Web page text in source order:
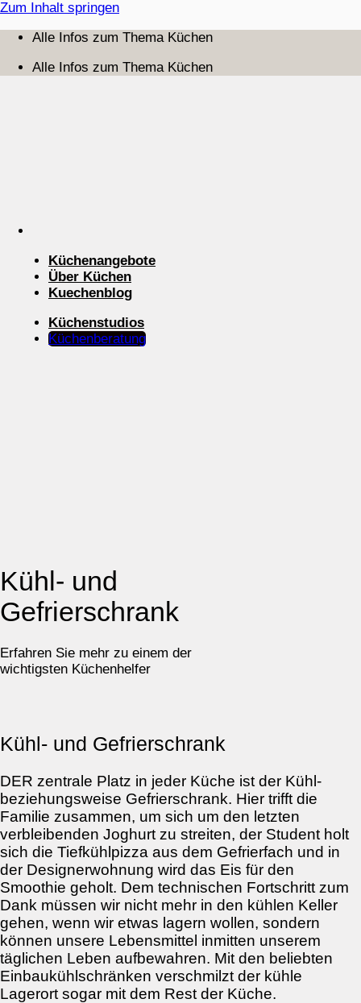
Zum Inhalt springen
Alle Infos zum Thema Küchen
Alle Infos zum Thema Küchen
Küchenangebote
Über Küchen
Kuechenblog
Küchenstudios
Küchenberatung
Kühl- und
Gefrierschrank
Erfahren Sie mehr zu einem der
wichtigsten Küchenhelfer
Kühl- und Gefrierschrank
DER zentrale Platz in jeder Küche ist der Kühl-
beziehungsweise Gefrierschrank. Hier trifft die
Familie zusammen, um sich um den letzten
verbleibenden Joghurt zu streiten, der Student holt
sich die Tiefkühlpizza aus dem Gefrierfach und in
der Designerwohnung wird das Eis für den
Smoothie geholt. Dem technischen Fortschritt zum
Dank müssen wir nicht mehr in den kühlen Keller
gehen, wenn wir etwas lagern wollen, sondern
können unsere Lebensmittel inmitten unserem
täglichen Leben aufbewahren. Mit den beliebten
Einbaukühlschränken verschmilzt der kühle
Lagerort sogar mit dem Rest der Küche.